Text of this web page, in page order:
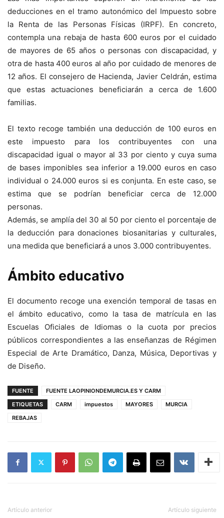
deducciones en el tramo autonómico del Impuesto sobre
la Renta de las Personas Físicas (IRPF). En concreto,
contempla una rebaja de hasta 600 euros por el cuidado
de mayores de 65 años o personas con discapacidad, y
otra de hasta 400 euros al año por cuidado de menores de
12 años. El consejero de Hacienda, Javier Celdrán, estima
que estas actuaciones beneficiarán a cerca de 1.600
familias.
El texto recoge también una deducción de 100 euros en
este impuesto para los contribuyentes con una
discapacidad igual o mayor al 33 por ciento y cuya suma
de bases imponibles sea inferior a 19.000 euros en caso
individual o 24.000 euros si es conjunta. En este caso, se
estima que se podrían beneficiar cerca de 12.000
personas.
Además, se amplía del 30 al 50 por ciento el porcentaje de
la deducción para donaciones biosanitarias y culturales,
una medida que beneficiará a unos 3.000 contribuyentes.
Ámbito educativo
El documento recoge una exención temporal de tasas en
el ámbito educativo, como la tasa de matrícula en las
Escuelas Oficiales de Idiomas o la cuota por precios
públicos correspondientes a las enseñanzas de Régimen
Especial de Arte Dramático, Danza, Música, Deportivas y
de Diseño.
FUENTE
FUENTE LAOPINIONDEMURCIA.ES Y CARM
ETIQUETAS
CARM impuestos MAYORES
MURCIA
REBAJAS
Artículo anterior Artículo siguiente